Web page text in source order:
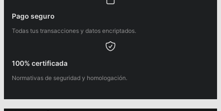
Pago seguro
Todas tus transacciones y datos encriptados.
100% certificada
Normativas de seguridad y homologación.